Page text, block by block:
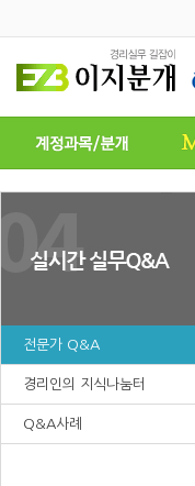
전문가 Q&A
경리인의 지식나눔터
Q&A사례